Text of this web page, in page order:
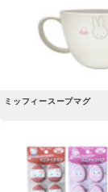
ミッフィースープマグ